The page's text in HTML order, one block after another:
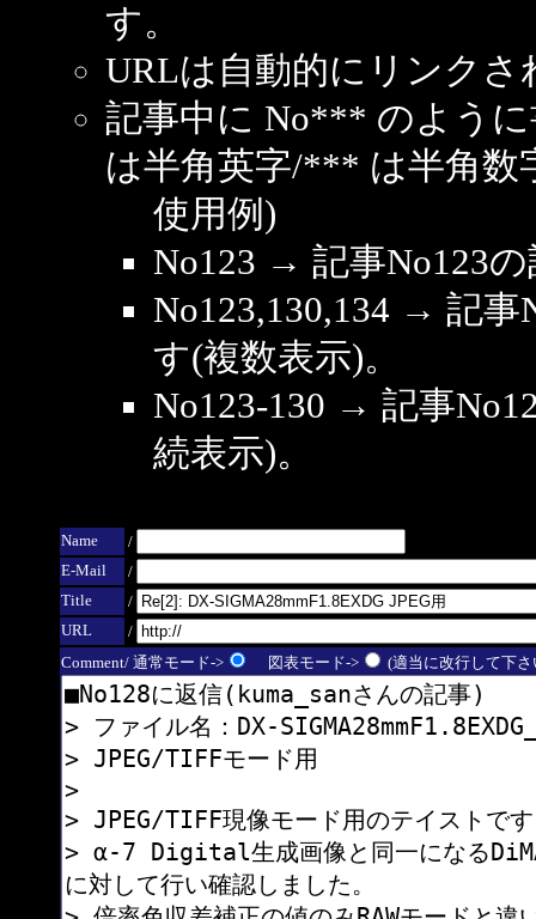
す。
URLは自動的にリンクさ
記事中に No*** のよう
は半角英字/*** は半角数
使用例)
No123 → 記事No123
No123,130,134 → 記
す(複数表示)。
No123-130 → 記事
続表示)。
Name
/
E-Mail
/
Title
/
URL
/
Comment/ 通常モード->
図表モード-> (適当に改行して下